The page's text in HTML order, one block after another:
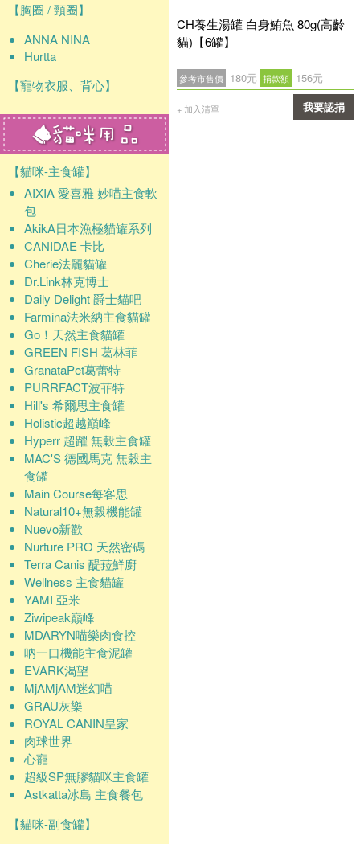
【胸圈 / 頸圈】
ANNA NINA
Hurtta
【寵物衣服、背心】
【貓咪-主食罐】
AIXIA 愛喜雅 妙喵主食軟
包
AkikA日本漁極貓罐系列
CANIDAE 卡比
Cherie法麗貓罐
Dr.Link林克博士
Daily Delight 爵士貓吧
Farmina法米納主食貓罐
Go！天然主食貓罐
GREEN FISH 葛林菲
GranataPet葛蕾特
PURRFACT波菲特
Hill's 希爾思主食罐
Holistic超越巔峰
Hyperr 超躍 無穀主食罐
MAC'S 德國馬克 無穀主
食罐
Main Course每客思
Natural10+無榖機能罐
Nuevo新歡
Nurture PRO 天然密碼
Terra Canis 醍菈鮮廚
Wellness 主食貓罐
YAMI 亞米
Ziwipeak巔峰
MDARYN喵樂肉食控
吶一口機能主食泥罐
EVARK渴望
MjAMjAM迷幻喵
GRAU灰樂
ROYAL CANIN皇家
肉球世界
心寵
超級SP無膠貓咪主食罐
Astkatta冰島 主食餐包
【貓咪-副食罐】
CH養生湯罐 白身鮪魚 80g(高齡
貓)【6罐】
參考市售價 180元 捐款額 156元
+ 加入清單 我要認捐